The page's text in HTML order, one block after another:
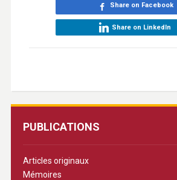
PUBLICATIONS
Articles originaux
Mémoires
Share on Facebook
Share on LinkedIn